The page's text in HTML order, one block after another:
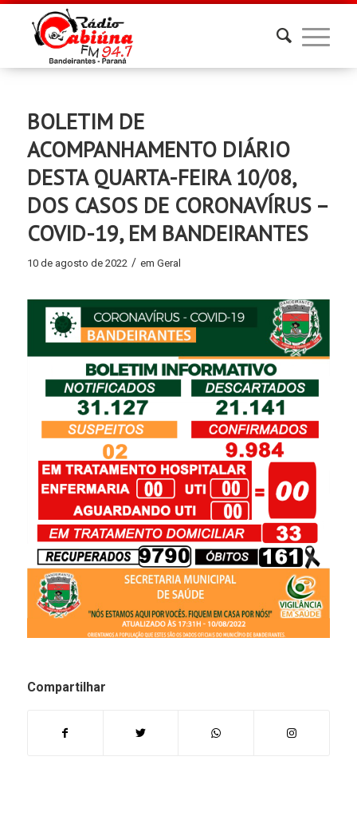
BOLETIM DE
ACOMPANHAMENTO DIÁRIO
DESTA QUARTA-FEIRA 10/08,
DOS CASOS DE CORONAVÍRUS –
COVID-19, EM BANDEIRANTES
10 de agosto de 2022 / em Geral
Compartilhar